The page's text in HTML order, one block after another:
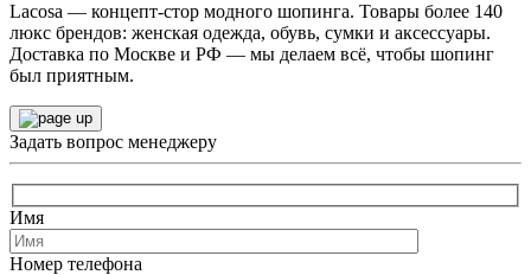
Lacosa — концепт-стор модного шопинга. Товары более 140
люкс брендов: женская одежда, обувь, сумки и аксессуары.
Доставка по Москве и РФ — мы делаем всё, чтобы шопинг
был приятным.
Задать вопрос менеджеру
Имя
Номер телефона